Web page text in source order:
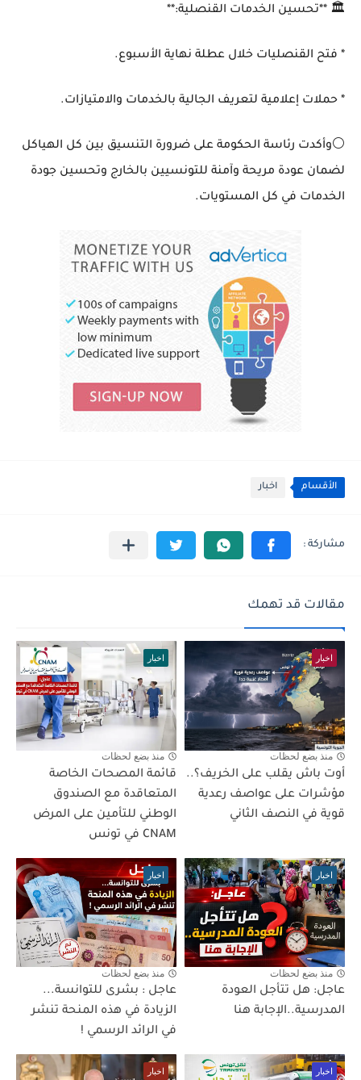
🏛️ **تحسين الخدمات القنصلية:**
* فتح القنصليات خلال عطلة نهاية الأسبوع.
* حملات إعلامية لتعريف الجالية بالخدمات والامتيازات.
⚪️وأكدت رئاسة الحكومة على ضرورة التنسيق بين كل الهياكل
لضمان عودة مريحة وآمنة للتونسيين بالخارج وتحسين جودة
الخدمات في كل المستويات.
الأقسام اخبار
مقالات قد تهمك
اخبار
منذ بضع لحظات
أوت باش يقلب على الخريف؟..
مؤشرات على عواصف رعدية
قوية في النصف الثاني
اخبار
منذ بضع لحظات
قائمة المصحات الخاصة
المتعاقدة مع الصندوق
الوطني للتأمين على المرض
CNAM في تونس
اخبار
منذ بضع لحظات
عاجل: هل تتأجل العودة
المدرسية..الإجابة هنا
اخبار
منذ بضع لحظات
عاجل : بشرى للتوانسة...
الزيادة في هذه المنحة تنشر
في الرائد الرسمي !
اخبار اخبار